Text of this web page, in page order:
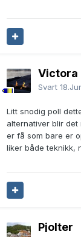
Victora
Svart
Litt snodig poll
alternativer blir
er få som bare er
liker både teknikk,
Pjolter